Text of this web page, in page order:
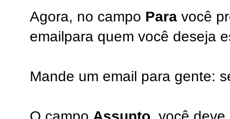
Agora, no campo Para você
emailpara quem você deseja
Mande um email para gente: